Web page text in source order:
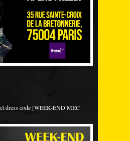
dress code [WEEK-END MEC